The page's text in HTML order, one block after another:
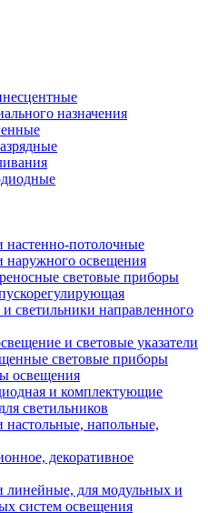
назначения
настенно-потолочные
наружного освещения
световые приборы
светильники направленного
и световые указатели
световые приборы
освещения
и комплектующие
светильников
настольные, напольные,
декоративное
линейные, для модульных и
систем освещения